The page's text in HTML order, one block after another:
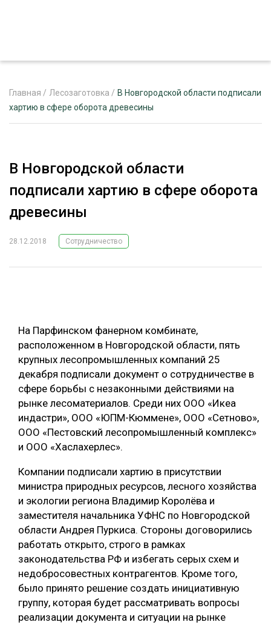
РЕКЛАМОДАТЕЛЯМ
ЛЕСНОЕ ХОЗЯЙСТВО
ЛЕСОЗАГОТОВКА
БИОЭНЕРГЕТИКА
ЛЕСОВОССТАНОВЛЕНИЕ И ЗАЩИТА
ЛОГИСТИКА
ПРОИЗВОДСТВО ДРЕВЕСНЫХ ПЛИТ
ЦБП
КОМПЛЕКСНАЯ ПЕРЕРАБОТКА
ЛЕСОПИЛЕНИЕ
ДЕРЕВЯННОЕ ДОМОСТРОЕНИЕ
БЕЗОПАСНОЕ ПРОИЗВОДСТВО
СОРТИРОВКА ДРЕВЕСИНЫ
СУШКА ДРЕВЕСИНЫ
МЕБЕЛЬНОЕ ПРОИЗВОДСТВО
ТЕМАТИЧЕСКИЕ ПРОЕКТЫ
ПОДБОРКИ СТАТЕЙ
ЭКСПЕРТНОЕ МНЕНИЕ
Главная / Лесозаготовка / В Новгородской области подписали
хартию в сфере оборота древесины
В Новгородской области
подписали хартию в сфере оборота
древесины
28.12.2018 Сотрудничество
На Парфинском фанерном комбинате,
расположенном в Новгородской области, пять
крупных лесопромышленных компаний 25
декабря подписали документ о сотрудничестве в
сфере борьбы с незаконными действиями на
рынке лесоматериалов. Среди них ООО «Икеа
индастри», ООО «ЮПМ-Кюммене», ООО «Сетново»,
ООО «Пестовский лесопромышленный комплекс»
и ООО «Хаслахерлес».
Компании подписали хартию в присутствии
министра природных ресурсов, лесного хозяйства
и экологии региона Владимир Королёва и
заместителя начальника УФНС по Новгородской
области Андрея Пуркиса. Стороны договорились
работать открыто, строго в рамках
законодательства РФ и избегать серых схем и
недобросовестных контрагентов. Кроме того,
было принято решение создать инициативную
группу, которая будет рассматривать вопросы
реализации документа и ситуации на рынке